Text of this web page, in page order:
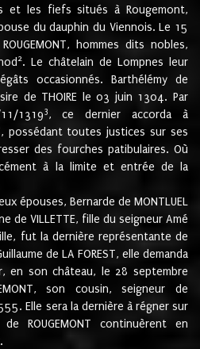
et les fiefs situés à Rougemont,
du dauphin du Viennois. Le 15
hommes dits nobles,
2. Le châtelain de Lompnes leur
occasionnés. Barthélémy de
de THOIRE le 03 juin 1304. Par
13193, ce dernier accorda à
possédant toutes justices sur ses
des fourches patibulaires. Où
à la limite et entrée de la
épouses, Bernarde de MONTLUEL
de VILLETTE, fille du seigneur Amé
fut la dernière représentante de
de LA FOREST, elle demanda
en son château, le 28 septembre
son cousin, seigneur de
Elle sera la dernière à régner sur
ROUGEMONT continuèrent en